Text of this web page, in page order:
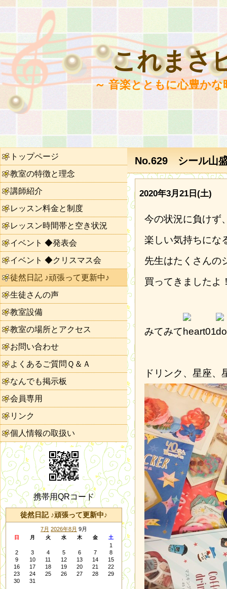
これまさ
～ 音楽とともに心豊か
No.629 シール山
2020年3月21日(土)
今の状況に負けず
楽しい気持ちにな
先生はたくさんの
買ってきましたよ
みてみて
ドリンク、星座
トップページ
教室の特徴と理念
講師紹介
レッスン料金と制度
レッスン時間帯と空き状況
イベント ◆発表会
イベント ◆クリスマス会
徒然日記 ♪頑張って更新中♪
生徒さんの声
教室設備
教室の場所とアクセス
お問い合わせ
よくあるご質問Ｑ＆Ａ
なんでも掲示板
会員専用
リンク
個人情報の取扱い
携帯用QRコード
徒然日記 ♪頑張って更新中♪
7月 2026年8月 9月
日 月 火 水 木 金 土
1
2
3 4 5 6 7
8
9
10 11 12 13 14
15
16
17 18 19 20 21
22
23
24 25 26 27 28
29
30
31